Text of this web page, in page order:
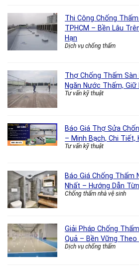
Thi Công Chống
TPHCM – Bền Lâu
Hạn
Dịch vụ chống thấm
Thợ Chống Thấm Sàn
Ngăn Nước Thấm, Giữ
Tư vấn kỹ thuật
Báo Giá Thợ Sửa
– Minh Bạch, Chi Tiết,
Tư vấn kỹ thuật
Báo Giá Chống Thấm
Nhất – Hướng Dẫn
Chống thấm nhà vệ sinh
Giải Pháp Chống
Quả – Bền Vững Theo
Dịch vụ chống thấm